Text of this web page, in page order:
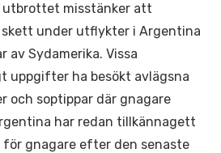
utbrottet misstänker att
skett under utflykter i Argentina
av Sydamerika. Vissa
uppgifter ha besökt avlägsna
och soptippar där gnagare
har redan tillkännagett
gnagare efter den senaste